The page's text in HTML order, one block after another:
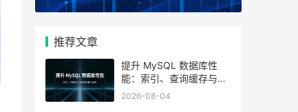
推荐文章
提升 MySQL 数据库性
能：索引、查询缓存与参
数优化全解析
2026-08-04